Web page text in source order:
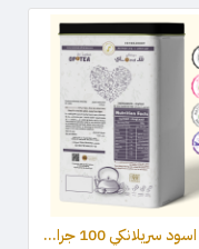
شاي اسود سريلانكي 100 جرام - OP1